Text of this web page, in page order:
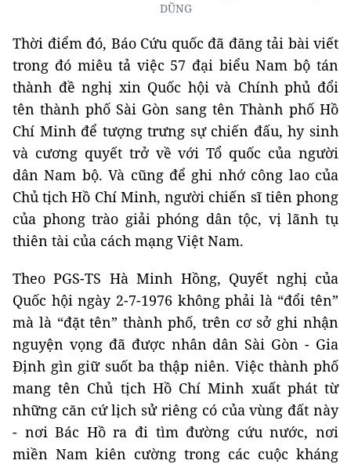
DŨNG
Thời điểm đó, Báo Cứu quốc đã đăng tải bài viết
trong đó miêu tả việc 57 đại biểu Nam bộ tán
thành đề nghị xin Quốc hội và Chính phủ đổi
tên thành phố Sài Gòn sang tên Thành phố Hồ
Chí Minh để tượng trưng sự chiến đấu, hy sinh
và cương quyết trở về với Tổ quốc của người
dân Nam bộ. Và cũng để ghi nhớ công lao của
Chủ tịch Hồ Chí Minh, người chiến sĩ tiên phong
của phong trào giải phóng dân tộc, vị lãnh tụ
thiên tài của cách mạng Việt Nam.
Theo PGS-TS Hà Minh Hồng, Quyết nghị của
Quốc hội ngày 2-7-1976 không phải là “đổi tên”
mà là “đặt tên” thành phố, trên cơ sở ghi nhận
nguyện vọng đã được nhân dân Sài Gòn - Gia
Định gìn giữ suốt ba thập niên. Việc thành phố
mang tên Chủ tịch Hồ Chí Minh xuất phát từ
những căn cứ lịch sử riêng có của vùng đất này
- nơi Bác Hồ ra đi tìm đường cứu nước, nơi
miền Nam kiên cường trong các cuộc kháng